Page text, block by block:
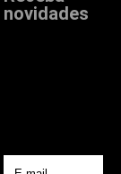
novidades